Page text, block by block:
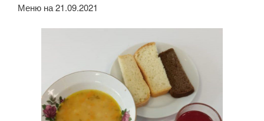
Меню на 21.09.2021